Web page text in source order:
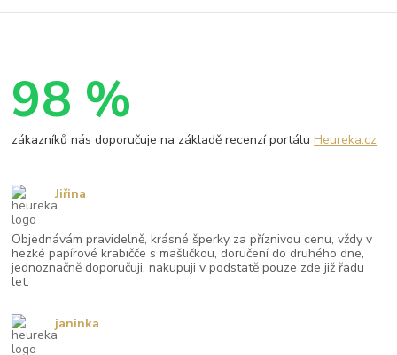
98 %
zákazníků nás doporučuje na základě recenzí portáluHeureka.cz
Objednávám pravidelně, krásné šperky za příznivou cenu, vždy v
hezké papírové krabičče s mašličkou, doručení do druhého dne,
jednoznačně doporučuji, nakupuji v podstatě pouze zde již řadu
let.
Jiřina
janinka